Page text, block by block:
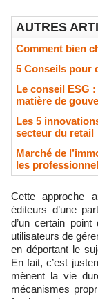
AUTRES
Comment bien
5 Conseils pour
Le conseil ESG
matière de
Les 5
secteur du retail
Marché de
les
Cette approche aura pour conséquence de décharger les
éditeurs d’une
d’un certain
utilisateurs de
en déportant le
En fait, c’est
mènent la vie
mécanismes